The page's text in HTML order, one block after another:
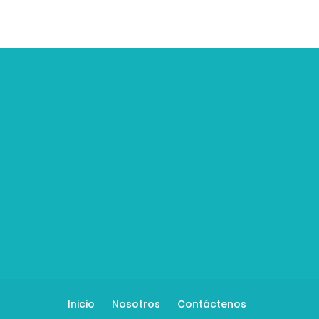
Inicio Nosotros Contáctenos